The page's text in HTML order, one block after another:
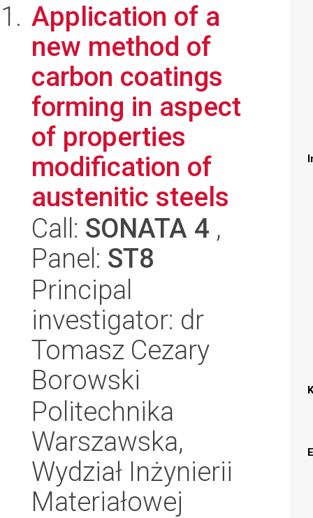
Application of a
new method of
carbon coatings
forming in aspect
of properties
modification of
austenitic steels
Call: SONATA 4 ,
Panel: ST8
Principal
investigator: dr
Tomasz Cezary
Borowski
Politechnika
Warszawska,
Wydział Inżynierii
Materiałowej